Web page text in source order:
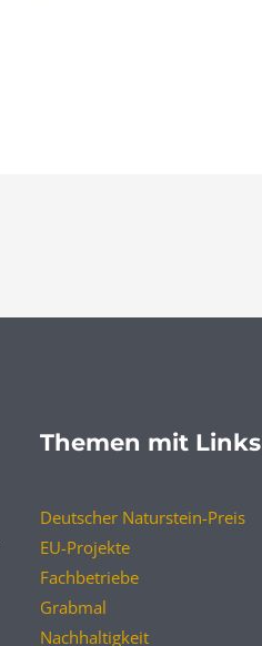
Themen mit Links
Deutscher Naturstein-Preis
EU-Projekte
Fachbetriebe
Grabmal
Nachhaltigkeit